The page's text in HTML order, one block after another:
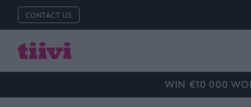
CONTACT US
WIN €10 000